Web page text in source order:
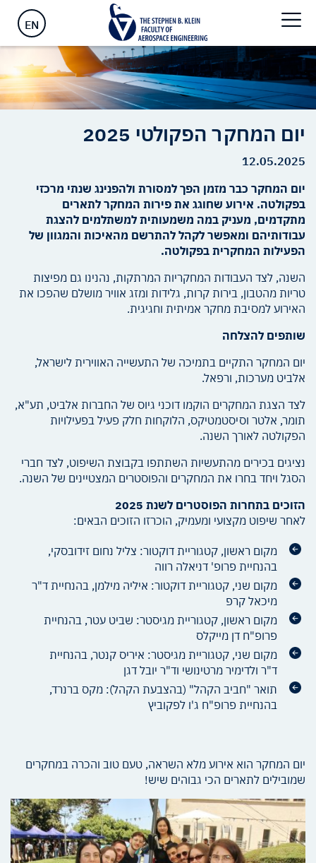
EN
יום המחקר הפקולטי 2025
12.05.2025
יום המחקר כבר מזמן הפך למסורת ולהפנינג שנתי מרכזי
בפקולטה. אירוע שחוגג את פירות המחקר לתארים
מתקדמים, מעניק במה משמעותית למשתלמים להצגת
עבודותיהם ומאפשר לקהל להתרשם מהאיכות והמגוון של
הפעילות המחקרית בפקולטה.
השנה, לצד העבודות המחקריות המרתקות, נהנינו גם מפיצות
טריות מהטבון, בירות קרות, גלידות ומזג אוויר מושלם שהפכו את
האירוע למסיבת מחקר אמיתית וחגיגית.
שותפים להצלחה
יום המחקר התקיים בתמיכה של התעשייה האווירית לישראל,
אלביט מערכות, ורפאל.
לצד הצגת המחקרים הוקמו דוכני גיוס של החברות אלביט, תע"א,
תומר, אלטר וסיסטמטיקס, הלוקחות חלק פעיל בפעילויות
הפקולטה לאורך השנה.
נציגים בכירים מהתעשיות השתתפו בקבוצת השיפוט, לצד חברי
הסגל ויחד בחרו את המחקרים והפוסטרים המצטיינים של השנה.
הזוכים בתחרות הפוסטרים לשנת 2025
לאחר שיפוט מקצועי ומעמיק, הוכרזו הזוכים הבאים:
מקום ראשון, קטגוריית דוקטור: צליל נחום זידובסקי,
בהנחיית פרופ' דניאלה רווה
מקום שני, קטגוריית דוקטור: איליה מילמן, בהנחיית ד"ר
מיכאל קרפ
מקום ראשון, קטגוריית מגיסטר: שביט עטר, בהנחיית
פרופ"ח דן מייקלס
מקום שני, קטגוריית מגיסטר: איריס קנטר, בהנחיית
ד"ר ולדימיר מרטינושי וד"ר יובל דגן
תואר "חביב הקהל" (בהצבעת הקהל): מקס ברנרד,
בהנחיית פרופ"ח ג'ו לפקוביץ
יום המחקר הוא אירוע מלא השראה, טעם טוב והכרה במחקרים
שמובילים לתארים הכי גבוהים שיש!